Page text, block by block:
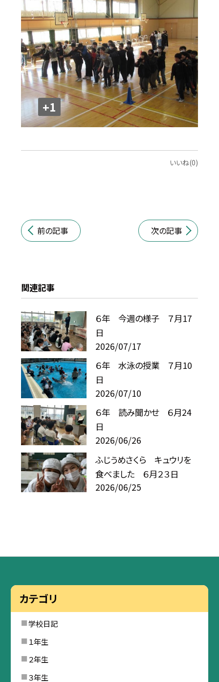
+1
いいね(0)
前の記事 次の記事
関連記事
６年 今週の様子 ７月17
日
2026/07/17
６年 水泳の授業 ７月10
日
2026/07/10
６年 読み聞かせ ６月24
日
2026/06/26
ふじうめさくら キュウリを
食べました ６月２３日
2026/06/25
カテゴリ
学校日記
１年生
２年生
３年生